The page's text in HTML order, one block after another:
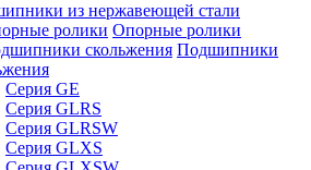
из нержавеющей стали
Опорные ролики
Подшипники
Серия GE
Серия GLRS
Серия GLRSW
Серия GLXS